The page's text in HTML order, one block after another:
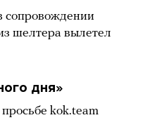
сопровождении
шелтера вылетел
дня»
kok.team